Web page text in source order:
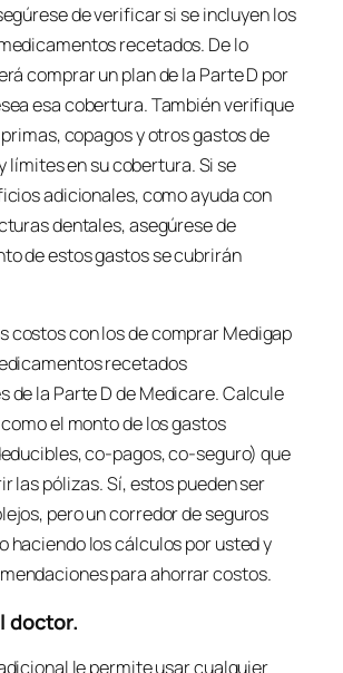
de verificar si se incluyen los
recetados. De lo
comprar un plan de la Parte D por
esa cobertura. También verifique
copagos y otros gastos de
límites en su cobertura. Si se
adicionales, como ayuda con
dentales, asegúrese de
de estos gastos se cubrirán
costos con los de comprar Medigap
recetados
de la Parte D de Medicare. Calcule
el monto de los gastos
co-pagos, co-seguro) que
las pólizas. Sí, estos pueden ser
pero un corredor de seguros
haciendo los cálculos por usted y
para ahorrar costos.
doctor.
le permite usar cualquier